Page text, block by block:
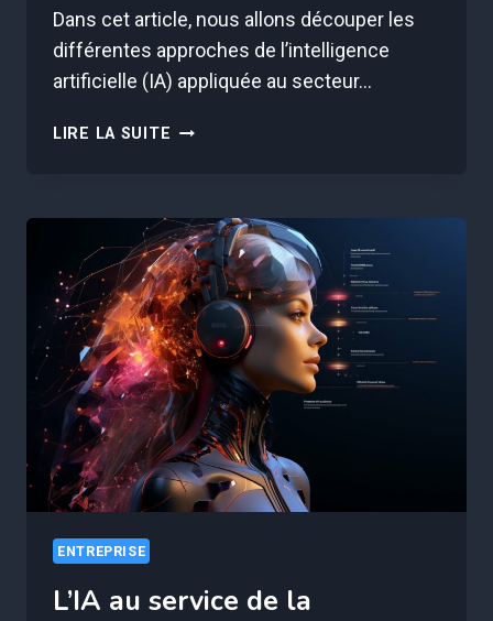
Dans cet article, nous allons découper les
différentes approches de l’intelligence
artificielle (IA) appliquée au secteur…
LIRE LA SUITE INTELLIGENCE
SECTEUR
DE
LA
SANTÉ
:
AVANTAGES
ET
INCONVÉNIENTS
ENTREPRISE
L’IA au service de la